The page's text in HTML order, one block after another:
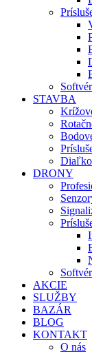
STAVBA
DRONY
AKCIE
SLUŽBY
BAZÁR
BLOG
KONTAKT
O nás